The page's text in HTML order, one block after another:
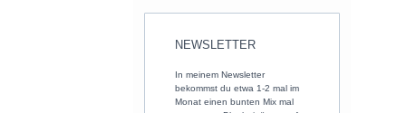
NEWSLETTER
In meinem Newsletter
bekommst du etwa 1-2 mal im
Monat einen bunten Mix mal